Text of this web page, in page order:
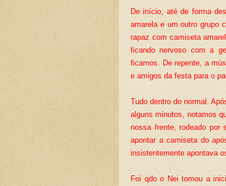
De início, até de forma
amarela e um outro grupo
rapaz com camiseta
ficando nervoso com a
ficamos. De repente, a
e amigos da festa para o
Tudo dentro do normal.
alguns minutos, notamos
nossa frente, rodeado por
apontar a camiseta do
insistentemente apontava
Foi qdo o Nei tomou a